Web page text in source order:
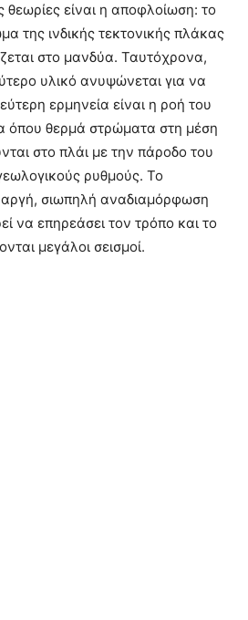
θεωρίες είναι η αποφλοίωση: το
της ινδικής τεκτονικής πλάκας
στο μανδύα. Ταυτόχρονα,
υλικό ανυψώνεται για να
ερμηνεία είναι η ροή του
όπου θερμά στρώματα στη μέση
στο πλάι με την πάροδο του
ρυθμούς. Το
αργή, σιωπηλή αναδιαμόρφωση
να επηρεάσει τον τρόπο και το
μεγάλοι σεισμοί.